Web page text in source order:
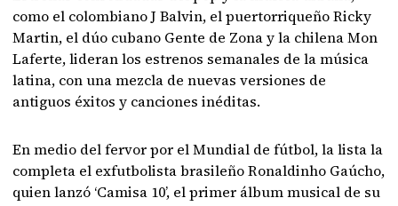
como el colombiano J Balvin, el puertorriqueño Ricky
Martin, el dúo cubano Gente de Zona y la chilena Mon
Laferte, lideran los estrenos semanales de la música
latina, con una mezcla de nuevas versiones de
antiguos éxitos y canciones inéditas.
En medio del fervor por el Mundial de fútbol, la lista la
completa el exfutbolista brasileño Ronaldinho Gaúcho,
quien lanzó ‘Camisa 10’, el primer álbum musical de su